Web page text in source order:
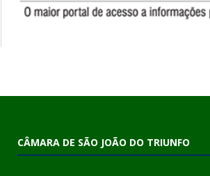
CÂMARA DE SÃO JOÃO DO TRIUNFO